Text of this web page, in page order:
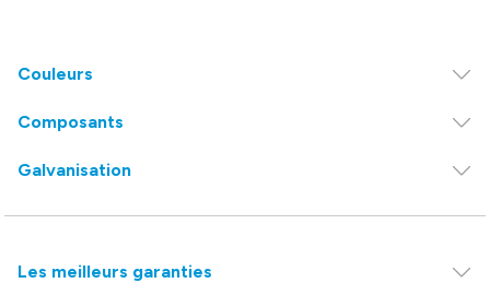
Couleurs
Composants
Galvanisation
Les meilleurs garanties